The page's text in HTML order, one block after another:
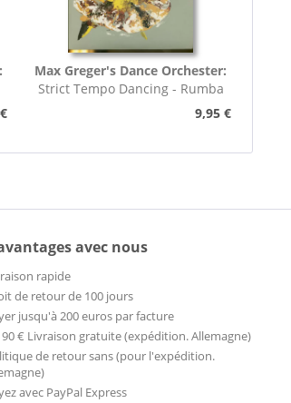
Max Greger's Dance Orchester:
Strict Tempo Dancing - Rumba
9,95 €
avec nous
rapide
de retour de 100 jours
jusqu'à 200 euros par facture
90 € Livraison gratuite (expédition. Allemagne)
de retour sans (pour l'expédition.
avec PayPal Express